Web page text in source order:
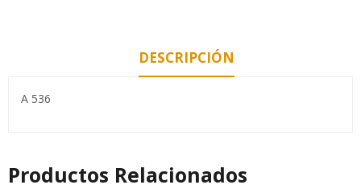
DESCRIPCIÓN
A 536
Productos Relacionados